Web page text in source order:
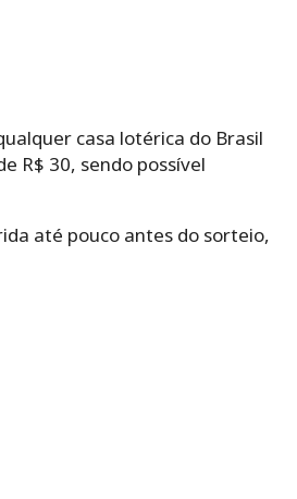
casa lotérica do Brasil
R$ 30, sendo possível
até pouco antes do sorteio,